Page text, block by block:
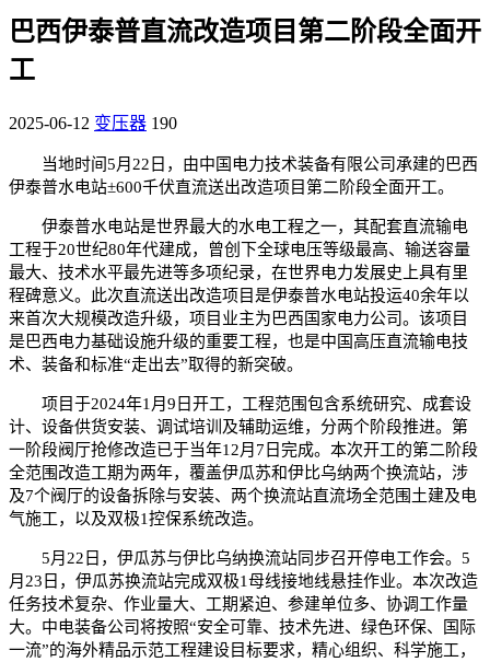
巴西伊泰普直流改造项目第二阶段全面开
工
2025-06-12 变压器 190
当地时间5月22日，由中国电力技术装备有限公司承建的巴西
伊泰普水电站±600千伏直流送出改造项目第二阶段全面开工。
伊泰普水电站是世界最大的水电工程之一，其配套直流输电
工程于20世纪80年代建成，曾创下全球电压等级最高、输送容量
最大、技术水平最先进等多项纪录，在世界电力发展史上具有里
程碑意义。此次直流送出改造项目是伊泰普水电站投运40余年以
来首次大规模改造升级，项目业主为巴西国家电力公司。该项目
是巴西电力基础设施升级的重要工程，也是中国高压直流输电技
术、装备和标准“走出去”取得的新突破。
项目于2024年1月9日开工，工程范围包含系统研究、成套设
计、设备供货安装、调试培训及辅助运维，分两个阶段推进。第
一阶段阀厅抢修改造已于当年12月7日完成。本次开工的第二阶段
全范围改造工期为两年，覆盖伊瓜苏和伊比乌纳两个换流站，涉
及7个阀厅的设备拆除与安装、两个换流站直流场全范围土建及电
气施工，以及双极1控保系统改造。
5月22日，伊瓜苏与伊比乌纳换流站同步召开停电工作会。5
月23日，伊瓜苏换流站完成双极1母线接地线悬挂作业。本次改造
任务技术复杂、作业量大、工期紧迫、参建单位多、协调工作量
大。中电装备公司将按照“安全可靠、技术先进、绿色环保、国际
一流”的海外精品示范工程建设目标要求，精心组织、科学施工，